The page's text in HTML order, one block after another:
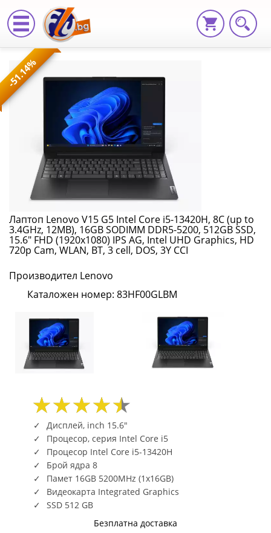
Лаптоп
Lenovo
V15
G5
Intel
Core
i5-
13420H,
8C
(up
to
3.4GHz,
12MB),
16GB
DDR5-
5200,
512GB
SSD,
15.6"
-51.14%
Лаптоп Lenovo V15 G5 Intel Core i5-13420H, 8C (up to
3.4GHz, 12MB), 16GB SODIMM DDR5-5200, 512GB SSD,
15.6" FHD (1920x1080) IPS AG, Intel UHD Graphics, HD
720p Cam, WLAN, BT, 3 cell, DOS, 3Y CCI
Производител Lenovo
Каталожен номер: 83HF00GLBM
Дисплей, inch 15.6"
Процесор, серия Intel Core i5
Процесор Intel Core i5-13420H
Брой ядра 8
Памет 16GB 5200MHz (1x16GB)
Видеокарта Integrated Graphics
SSD 512 GB
Безплатна доставка